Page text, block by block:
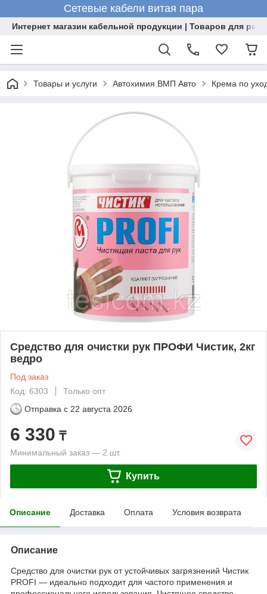
Сетевые кабели витая пара
Интернет магазин кабельной продукции | Товаров для
Товары и услуги Автохимия ВМП Авто Крема по
Средство для очистки рук ПРОФИ Чистик, 2кг
ведро
Под заказ
Код: 6303
Только опт
Отправка с 22 августа 2026
6 330 ₸
Минимальный заказ — 2 шт.
Купить
Описание Доставка Оплата Условия возврата
Описание
Средство для очистки рук от устойчивых загрязнений Чистик
PROFI — идеально подходит для частого применения и